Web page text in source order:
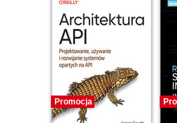
DELETE (22)
Wykonywanie konstrukcji
Wykonywanie
Wykonywanie procedur
Otrzymywanie wyników
Przeglądanie zbioru
Promocja